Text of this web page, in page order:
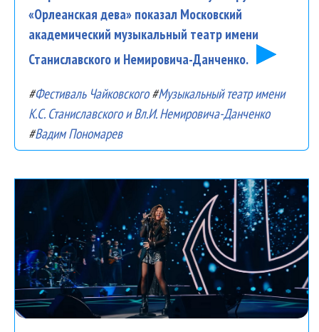
«Орлеанская дева» показал Московский
академический музыкальный театр имени
Станиславского и Немировича-Данченко.
#Фестиваль Чайковского#Музыкальный театр имени
К.С. Станиславского и Вл.И. Немировича-Данченко
#Вадим Пономарев